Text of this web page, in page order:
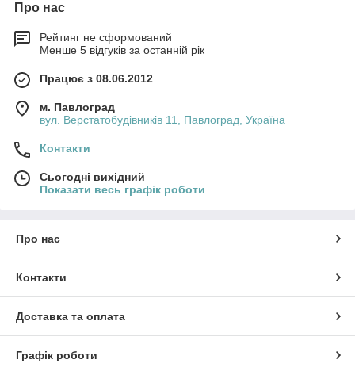
Про нас
Рейтинг не сформований
Менше 5 відгуків за останній рік
Працює з 08.06.2012
м. Павлоград
вул. Верстатобудівників 11, Павлоград, Україна
Контакти
Сьогодні вихідний
Показати весь графік роботи
Про нас
Контакти
Доставка та оплата
Графік роботи